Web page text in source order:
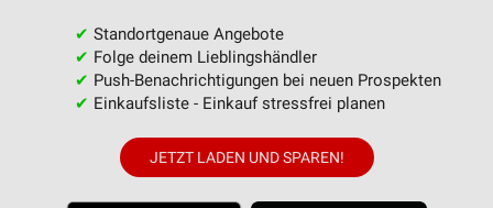
✔ Standortgenaue Angebote
✔ Folge deinem Lieblingshändler
✔ Push-Benachrichtigungen bei neuen Prospekten
✔ Einkaufsliste - Einkauf stressfrei planen
JETZT LADEN UND SPAREN!